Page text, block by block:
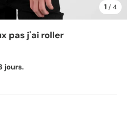
1 / de
4
pas j'ai roller
jours.